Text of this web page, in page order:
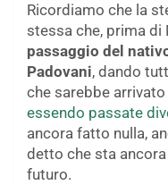
Ricordiamo che la
stessa che, prima di
passaggio del
Padovani, dando
che sarebbe
essendo passate
ancora fatto nulla,
detto che sta
futuro.